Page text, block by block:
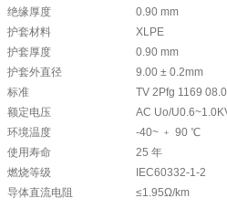
绝缘厚度
0.90 mm
护套材料
XLPE
护套厚度
0.90 mm
护套外直径
9.00 ± 0.2mm
标准
TV 2Pfg 1169
额定电压
AC Uo/
环境温度
-40~ ﹢ 90 ℃
使用寿命
25 年
燃烧等级
IEC60332-1-2
导体直流电阻
≤1.95Ω/km